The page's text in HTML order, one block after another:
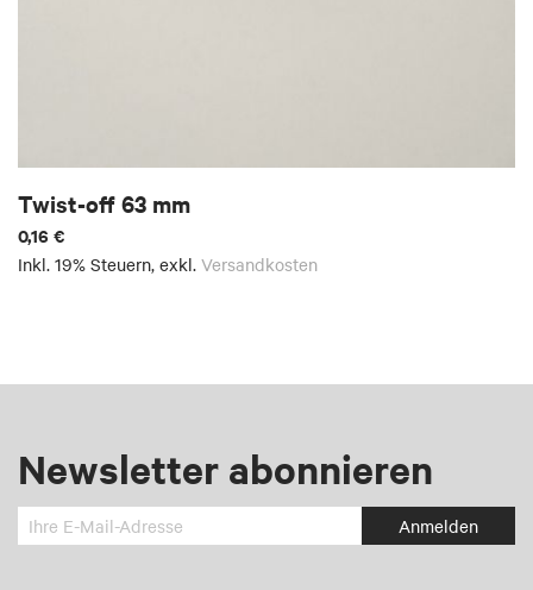
Twist-off 63 mm
0,16 €
Inkl. 19% Steuern, exkl. Versandkosten
Newsletter abonnieren
Melden
Sie
Anmelden